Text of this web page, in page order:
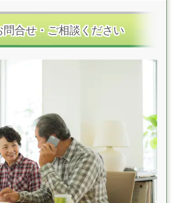
問合せ・ご相談ください